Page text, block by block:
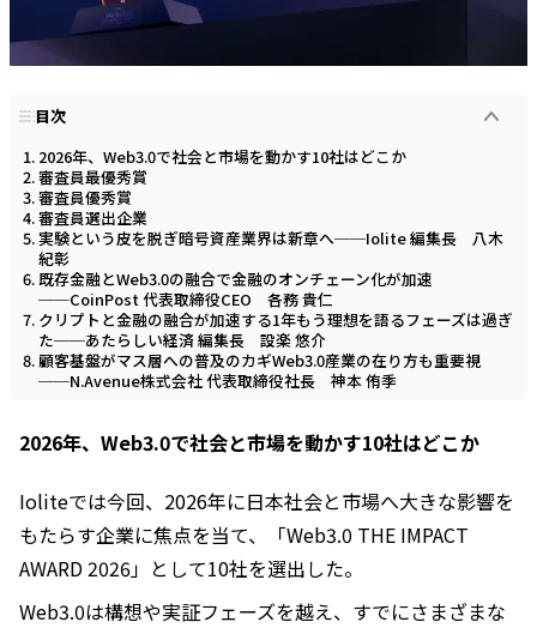
目次
2026年、Web3.0で社会と市場を動かす10社はどこか
審査員最優秀賞
審査員優秀賞
審査員選出企業
実験という皮を脱ぎ暗号資産業界は新章へ──Iolite 編集長 八木
紀彰
既存金融とWeb3.0の融合で金融のオンチェーン化が加速
──CoinPost 代表取締役CEO 各務 貴仁
クリプトと金融の融合が加速する1年もう理想を語るフェーズは過ぎ
た──あたらしい経済 編集長 設楽 悠介
顧客基盤がマス層への普及のカギWeb3.0産業の在り方も重要視
──N.Avenue株式会社 代表取締役社長 神本 侑季
2026年、Web3.0で社会と市場を動かす10社はどこか
Ioliteでは今回、2026年に日本社会と市場へ大きな影響を
もたらす企業に焦点を当て、「Web3.0 THE IMPACT
AWARD 2026」として10社を選出した。
Web3.0は構想や実証フェーズを越え、すでにさまざまな